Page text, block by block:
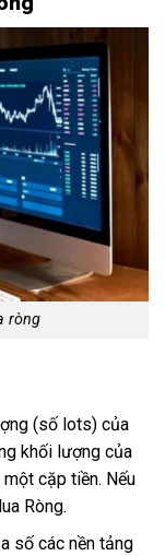
ròng
(số lots) của
khối lượng của
cặp tiền. Nếu
Ròng.
số các nền tảng